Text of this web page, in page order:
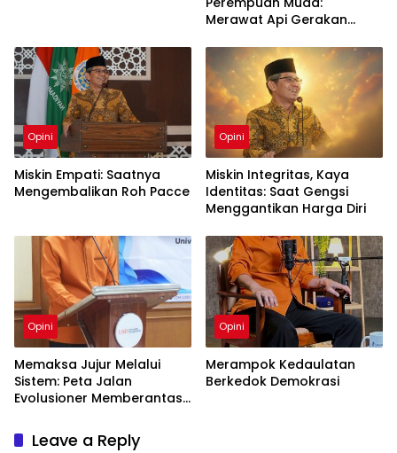
Merawat Api Gerakan
Opini
Miskin Empati: Saatnya
Mengembalikan Roh Pacce
Opini
Miskin Integritas, Kaya
Identitas: Saat Gengsi
Menggantikan Harga Diri
Opini
Memaksa Jujur Melalui
Sistem: Peta Jalan
Evolusioner Memberantas
Opini
Merampok Kedaulatan
Berkedok Demokrasi
Leave a Reply